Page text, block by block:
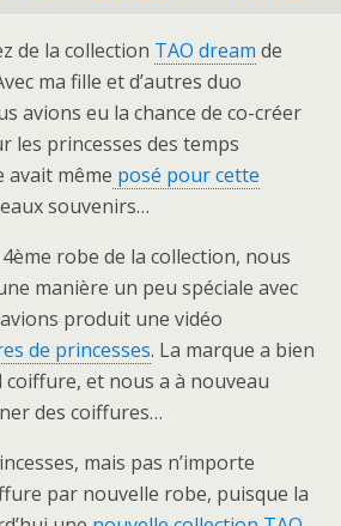
de la collection TAO dream de
ma fille et d’autres duo
avions eu la chance de co-créer
les princesses des temps
avait même posé pour cette
souvenirs…
robe de la collection, nous
manière un peu spéciale avec
produit une vidéo
de princesses. La marque a bien
et nous a à nouveau
des coiffures…
mais pas n’importe
par nouvelle robe, puisque la